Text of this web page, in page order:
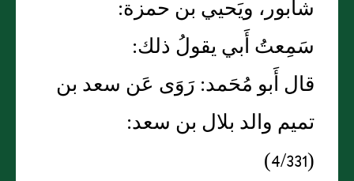
شابور، ويَحيي بن حمزة:
سَمِعتُ أَبي يقولُ ذلك:
قال أَبو مُحَمد: رَوَى عَن سعد بن
تميم والد بلال بن سعد:
(4/331)